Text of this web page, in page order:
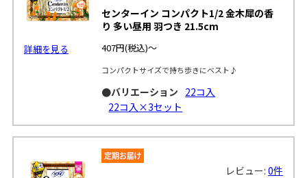
詳細を見る
センターイン コンパクト1/2 金木犀の香
り 多い昼用 羽つき 21.5cm
407円(税込)～
コンパクトサイズで持ち歩きにベスト♪
●バリエーション 22コ入
22コ入×3セット
レビュー:0件